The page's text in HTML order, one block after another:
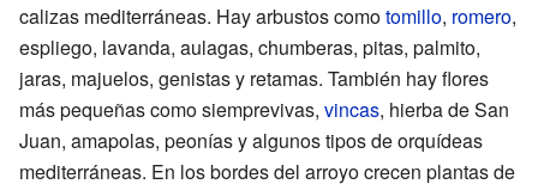
calizas mediterráneas. Hay arbustos comotomillo, romero,
espliego, lavanda, aulagas, chumberas, pitas, palmito,
jaras, majuelos, genistas y retamas. También hay flores
más pequeñas como siemprevivas, vincas, hierba de San
Juan, amapolas, peonías y algunos tipos de orquídeas
mediterráneas. En los bordes del arroyo crecen plantas de